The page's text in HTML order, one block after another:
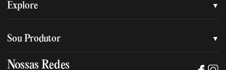
Explore
Assessoria de imprensa
Trabalhe na BD
Sou Produtor
Manual de mídia e da marca BD
Nossas Redes